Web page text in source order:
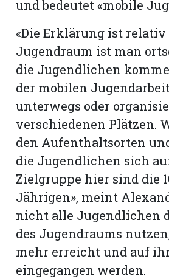
und bedeutet «mobile
«Die Erklärung ist
Jugendraum ist man
die Jugendlichen
der mobilen
unterwegs oder
verschiedenen Plätzen.
den Aufenthaltsorten
die Jugendlichen sich
Zielgruppe hier sind die
Jährigen», meint
nicht alle Jugendlichen
des Jugendraums
mehr erreicht und auf
eingegangen werden.